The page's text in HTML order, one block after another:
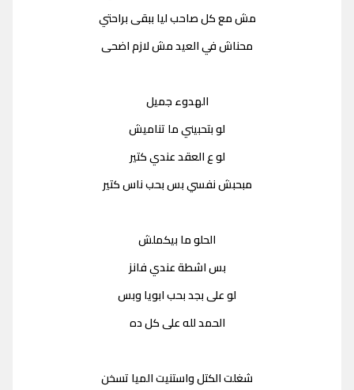
مش مع كل صاحب ليا ببقى براحتي
محناش في العيد مش لازم اضحى
الهدوء جميل
لو بتحبيني ما تناميش
لو ع العقد عندي كتير
مبحبش نفسي بس بحب ناس كتير
الحلو ما بيكملش
بس اشطة عندي فانز
لو على بجد بحب ابويا وبس
الحمد لله على كل ده
شغلت الكتل واستنيت الميا تسخن